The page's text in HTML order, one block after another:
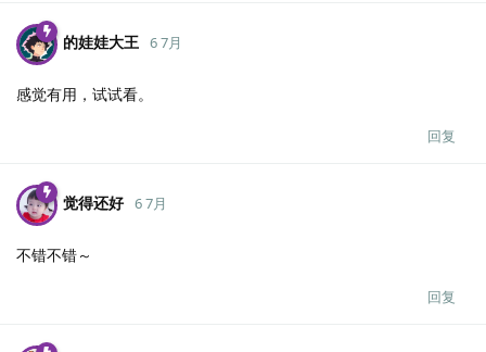
的娃娃大王 6 7月
感觉有用，试试看。
回复
觉得还好 6 7月
不错不错～
回复